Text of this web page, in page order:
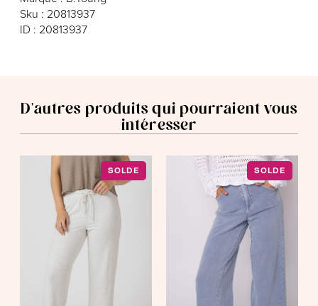
Sku : 20813937
ID : 20813937
D'autres produits qui pourraient vous
intéresser
SOLDE SOLDE